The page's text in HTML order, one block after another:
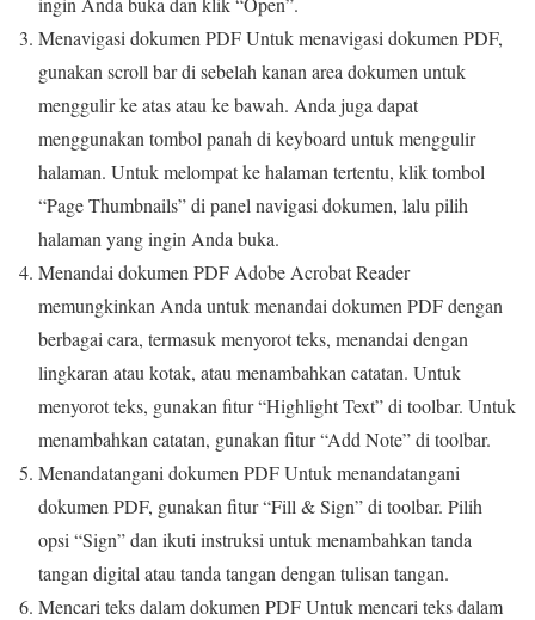
Menavigasi dokumen PDF Untuk menavigasi dokumen PDF,
gunakan scroll bar di sebelah kanan area dokumen untuk
menggulir ke atas atau ke bawah. Anda juga dapat
menggunakan tombol panah di keyboard untuk menggulir
halaman. Untuk melompat ke halaman tertentu, klik tombol
“Page Thumbnails” di panel navigasi dokumen, lalu pilih
halaman yang ingin Anda buka.
Menandai dokumen PDF Adobe Acrobat Reader
memungkinkan Anda untuk menandai dokumen PDF dengan
berbagai cara, termasuk menyorot teks, menandai dengan
lingkaran atau kotak, atau menambahkan catatan. Untuk
menyorot teks, gunakan fitur “Highlight Text” di toolbar. Untuk
menambahkan catatan, gunakan fitur “Add Note” di toolbar.
Menandatangani dokumen PDF Untuk menandatangani
dokumen PDF, gunakan fitur “Fill & Sign” di toolbar. Pilih
opsi “Sign” dan ikuti instruksi untuk menambahkan tanda
tangan digital atau tanda tangan dengan tulisan tangan.
Mencari teks dalam dokumen PDF Untuk mencari teks dalam